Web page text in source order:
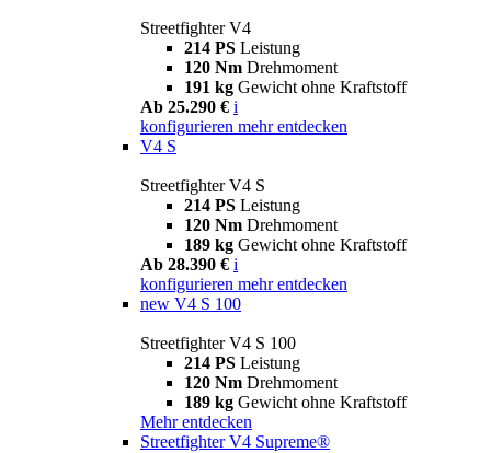
Streetfighter V4
214 PS Leistung
120 Nm Drehmoment
191 kg Gewicht ohne Kraftstoff
Ab 25.290 € i
konfigurieren mehr entdecken
V4 S
Streetfighter V4 S
214 PS Leistung
120 Nm Drehmoment
189 kg Gewicht ohne Kraftstoff
Ab 28.390 € i
konfigurieren mehr entdecken
new V4 S 100
Streetfighter V4 S 100
214 PS Leistung
120 Nm Drehmoment
189 kg Gewicht ohne Kraftstoff
Mehr entdecken
Streetfighter V4 Supreme®